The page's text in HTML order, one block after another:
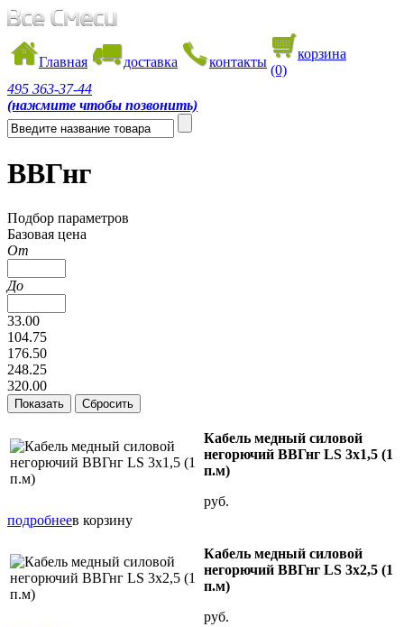
Главная доставка контакты
корзина
(0)
495 363-37-44
(нажмите чтобы позвонить)
ВВГнг
Подбор параметров
Базовая цена
От
До
33.00
104.75
176.50
248.25
320.00
Кабель медный силовой
негорючий ВВГнг LS 3х1,5 (1
п.м)
руб.
подробнеев корзину
Кабель медный силовой
негорючий ВВГнг LS 3х2,5 (1
п.м)
руб.